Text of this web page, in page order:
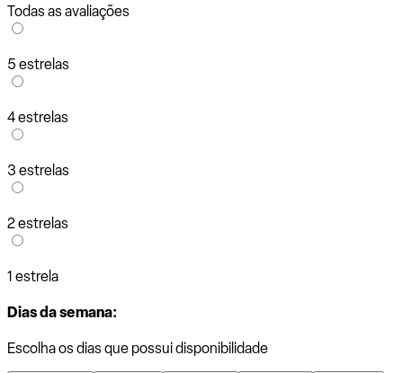
Todas as avaliações
5 estrelas
4 estrelas
3 estrelas
2 estrelas
1 estrela
Dias da semana:
Escolha os dias que possui disponibilidade